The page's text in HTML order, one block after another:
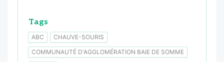
Tags
ABC
CHAUVE-SOURIS
COMMUNAUTÉ D'AGGLOMÉRATION BAIE DE SOMME